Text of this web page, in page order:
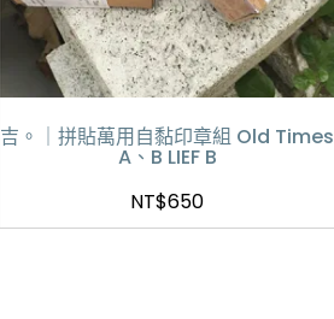
吉。｜拼貼萬用自黏印章組 Old Times
A、B LIEF B
NT$650